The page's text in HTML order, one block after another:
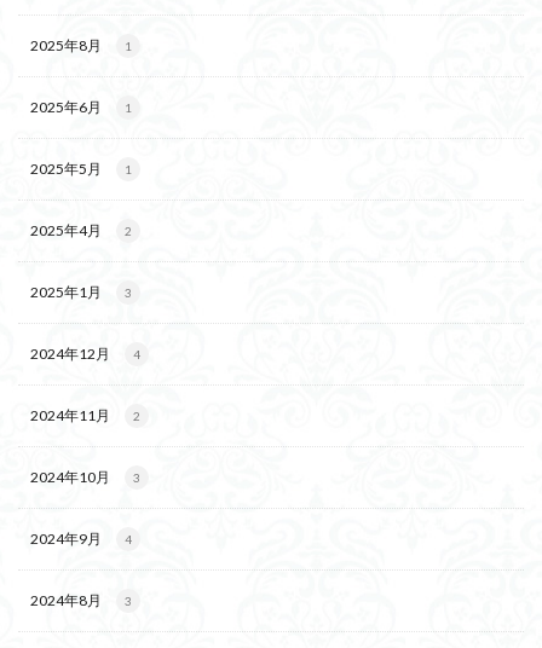
2025年8月 1
2025年6月 1
2025年5月 1
2025年4月 2
2025年1月 3
2024年12月 4
2024年11月 2
2024年10月 3
2024年9月 4
2024年8月 3